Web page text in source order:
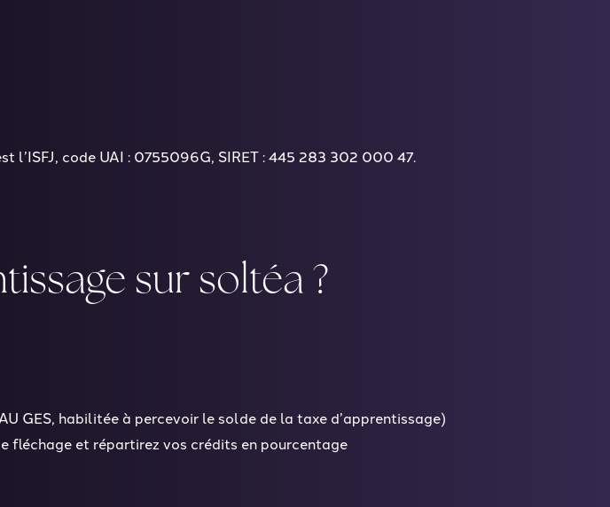
l’ISFJ, code UAI : 0755096G, SIRET : 445 283 302 000 47.
sur soltéa ?
GES, habilitée à percevoir le solde de la taxe d’apprentissage)
fléchage et répartirez vos crédits en pourcentage